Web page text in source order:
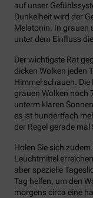
auf unser
Dunkelheit wird der
Melatonin. In grauen
unter dem Einfluss
Der wichtigste Rat
dicken Wolken jeden
Himmel schauen.
grauen Wolken noch
unterm klaren
es ist hundertfach
der Regel gerade mal
Holen Sie sich
Leuchtmittel
aber spezielle
Tag helfen, um den
morgens circa eine